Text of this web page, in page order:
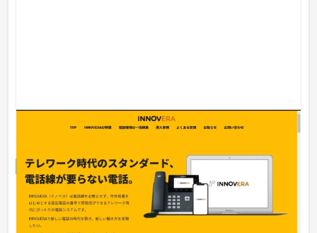
テレワーク電話システムINNOVERA｜株式会社プロ
ランディングページ 工業・インフラ・物流
まさにコロナ禍ということもあり問い合わせありまくりらしい
（担当者より）完全にテレワークの波に乗っかることができま
した。...